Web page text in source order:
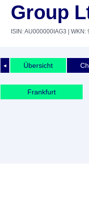
Group
ISIN: AU000000IAG3 | WKN:
◄ Übersicht
Frankfurt